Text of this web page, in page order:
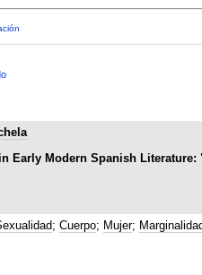
Early Modern Spanish Literature:
; Cuerpo; Mujer;